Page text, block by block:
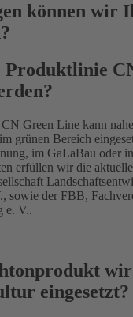
können wir
Produktlinie
Green Line kann
grünen Bereich
im GaLaBau oder
erfüllen wir die
sowie der FBB,
e. V..
eingesetzt?